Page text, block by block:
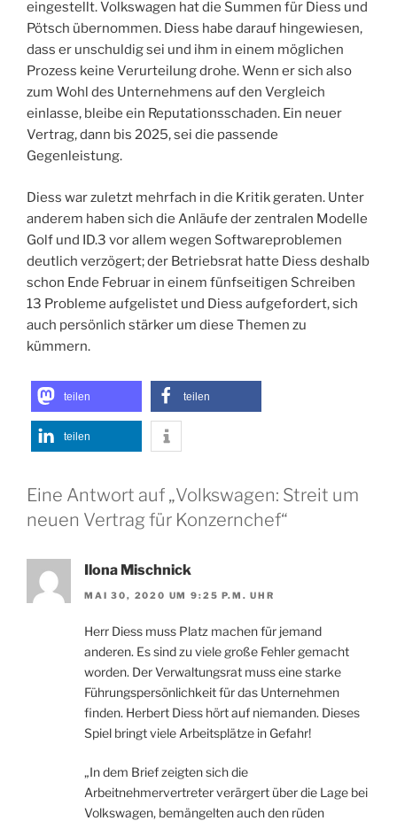
eingestellt. Volkswagen hat die Summen für Diess und
Pötsch übernommen. Diess habe darauf hingewiesen,
dass er unschuldig sei und ihm in einem möglichen
Prozess keine Verurteilung drohe. Wenn er sich also
zum Wohl des Unternehmens auf den Vergleich
einlasse, bleibe ein Reputationsschaden. Ein neuer
Vertrag, dann bis 2025, sei die passende
Gegenleistung.
Diess war zuletzt mehrfach in die Kritik geraten. Unter
anderem haben sich die Anläufe der zentralen Modelle
Golf und ID.3 vor allem wegen Softwareproblemen
deutlich verzögert; der Betriebsrat hatte Diess deshalb
schon Ende Februar in einem fünfseitigen Schreiben
13 Probleme aufgelistet und Diess aufgefordert, sich
auch persönlich stärker um diese Themen zu
kümmern.
teilen teilen
teilen
Eine Antwort auf „Volkswagen: Streit um
neuen Vertrag für Konzernchef“
Ilona Mischnick
MAI 30, 2020 UM 9:25 P.M. UHR
Herr Diess muss Platz machen für jemand
anderen. Es sind zu viele große Fehler gemacht
worden. Der Verwaltungsrat muss eine starke
Führungspersönlichkeit für das Unternehmen
finden. Herbert Diess hört auf niemanden. Dieses
Spiel bringt viele Arbeitsplätze in Gefahr!
„In dem Brief zeigten sich die
Arbeitnehmervertreter verärgert über die Lage bei
Volkswagen, bemängelten auch den rüden